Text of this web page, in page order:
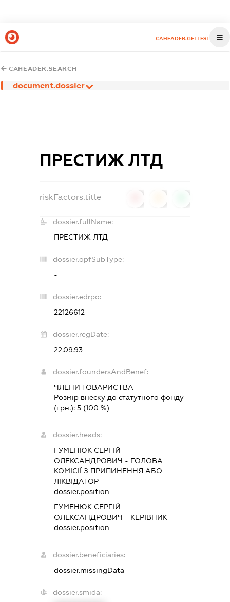
CAHEADER.GETTEST
CAHEADER.SEARCH
document.dossier
ПРЕСТИЖ ЛТД
riskFactors.title
dossier.fullName:
ПРЕСТИЖ ЛТД
dossier.opfSubType:
-
dossier.edrpo:
22126612
dossier.regDate:
22.09.93
dossier.foundersAndBenef:
ЧЛЕНИ ТОВАРИСТВА
Розмір внеску до статутного фонду
(грн.): 5(100 %)
dossier.heads:
ГУМЕНЮК СЕРГІЙ
ОЛЕКСАНДРОВИЧ - ГОЛОВА
КОМІСІЇ З ПРИПИНЕННЯ АБО
ЛІКВІДАТОР
dossier.position -
ГУМЕНЮК СЕРГІЙ
ОЛЕКСАНДРОВИЧ - КЕРІВНИК
dossier.position -
dossier.beneficiaries:
dossier.missingData
dossier.smida: